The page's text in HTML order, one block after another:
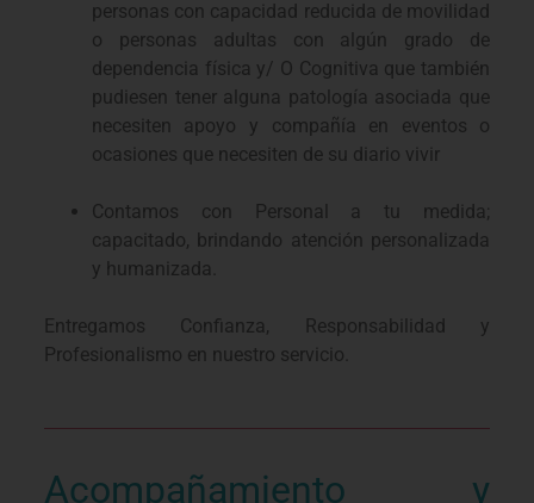
personas con capacidad reducida de movilidad
o personas adultas con algún grado de
dependencia física y/ O Cognitiva que también
pudiesen tener alguna patología asociada que
necesiten apoyo y compañía en eventos o
ocasiones que necesiten de su diario vivir
Contamos con Personal a tu medida;
capacitado, brindando atención personalizada
y humanizada.
Entregamos Confianza, Responsabilidad y
Profesionalismo en nuestro servicio.
Acompañamiento y